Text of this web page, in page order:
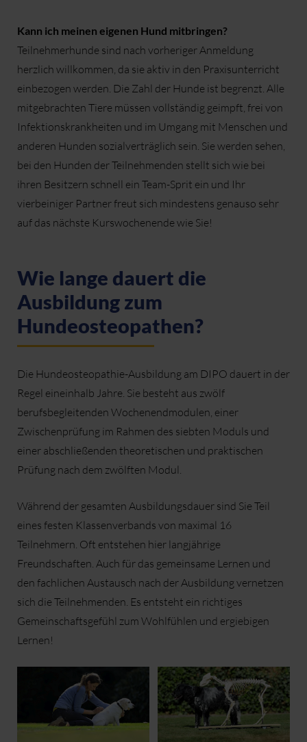
Kann ich meinen eigenen Hund mitbringen?
Teilnehmerhunde sind nach vorheriger Anmeldung
herzlich willkommen, da sie aktiv in den Praxisunterricht
einbezogen werden. Die Zahl der Hunde ist begrenzt. Alle
mitgebrachten Tiere müssen vollständig geimpft, frei von
Infektionskrankheiten und im Umgang mit Menschen und
anderen Hunden sozialverträglich sein. Sie werden sehen,
bei den Hunden der Teilnehmenden stellt sich wie bei
ihren Besitzern schnell ein Team-Sprit ein und Ihr
vierbeiniger Partner freut sich mindestens genauso sehr
auf das nächste Kurswochenende wie Sie!
Wie lange dauert die
Ausbildung zum
Hundeosteopathen?
Die Hundeosteopathie-Ausbildung am DIPO dauert in der
Regel eineinhalb Jahre. Sie besteht aus zwölf
berufsbegleitenden Wochenendmodulen, einer
Zwischenprüfung im Rahmen des siebten Moduls und
einer abschließenden theoretischen und praktischen
Prüfung nach dem zwölften Modul.
Während der gesamten Ausbildungsdauer sind Sie Teil
eines festen Klassenverbands von maximal 16
Teilnehmern. Oft entstehen hier langjährige
Freundschaften. Auch für das gemeinsame Lernen und
den fachlichen Austausch nach der Ausbildung vernetzen
sich die Teilnehmenden. Es entsteht ein richtiges
Gemeinschaftsgefühl zum Wohlfühlen und ergiebigen
Lernen!